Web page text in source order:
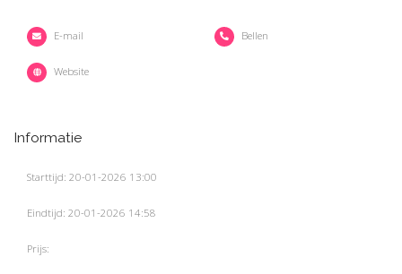
E-mail Bellen
Website
Informatie
Starttijd: 20-01-2026 13:00
Eindtijd: 20-01-2026 14:58
Prijs: